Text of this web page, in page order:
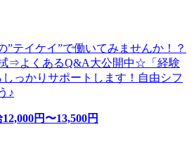
”テイケイ”で働いてみませんか！？
⇒よくあるQ&A大公開中☆「経験
っかりサポートします！自由シフ
♪
12,000円〜13,500円